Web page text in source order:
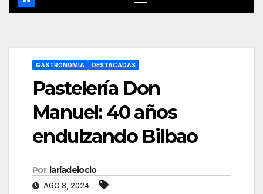
GASTRONOMÍA DESTACADAS
Pastelería Don
Manuel: 40 años
endulzando Bilbao
Por laríadelocio
AGO 8, 2024